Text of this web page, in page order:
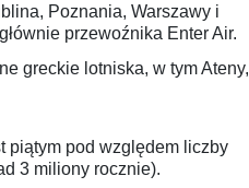
Poznania, Warszawy i
przewoźnika Enter Air.
greckie lotniska, w tym Ateny,
piątym pod względem liczby
3 miliony rocznie).